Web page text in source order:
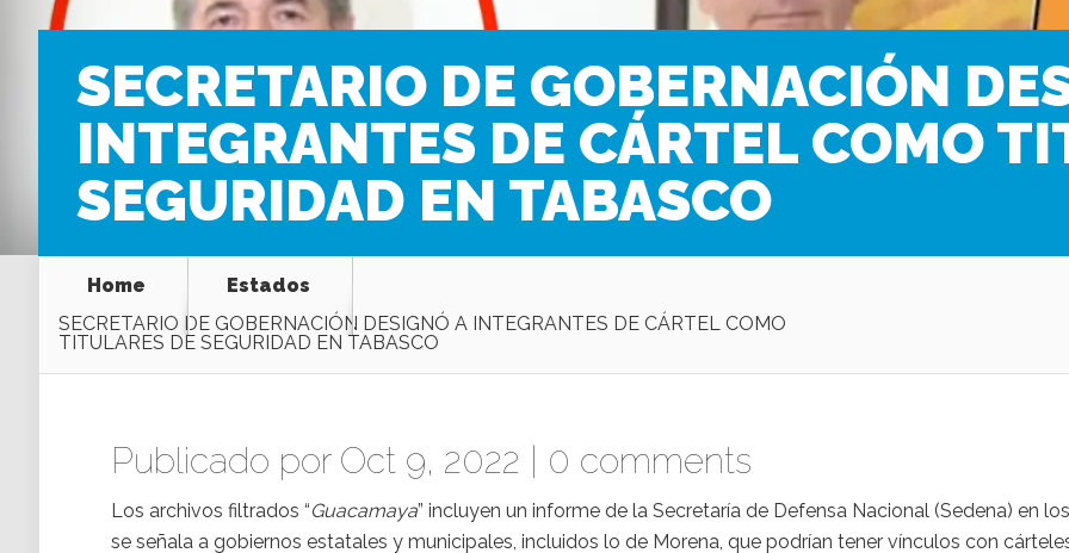
SECRETARIO DE GOBERNACIÓN
INTEGRANTES DE CÁRTEL COMO
SEGURIDAD EN TABASCO
Home
Estados
SECRETARIO DE GOBERNACIÓN DESIGNÓ A INTEGRANTES DE CÁRTEL COMO
TITULARES DE SEGURIDAD EN TABASCO
Publicado por Oct 9, 2022 | 0 comments
Los archivos filtrados “Guacamaya” incluyen un informe de la Secretaría de Defensa Nacional (Sedena) en
se señala a gobiernos estatales y municipales, incluidos lo de Morena, que podrían tener vínculos con